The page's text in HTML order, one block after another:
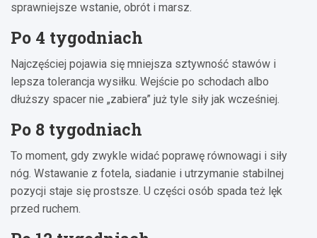
sprawniejsze wstanie, obrót i marsz.
Po 4 tygodniach
Najczęściej pojawia się mniejsza sztywność stawów i
lepsza tolerancja wysiłku. Wejście po schodach albo
dłuższy spacer nie „zabiera” już tyle siły jak wcześniej.
Po 8 tygodniach
To moment, gdy zwykle widać poprawę równowagi i siły
nóg. Wstawanie z fotela, siadanie i utrzymanie stabilnej
pozycji staje się prostsze. U części osób spada też lęk
przed ruchem.